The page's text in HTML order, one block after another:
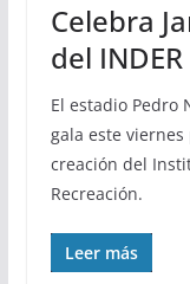
Celebra
del INDER
El estadio Pedro
gala este
creación del
Recreación.
Leer más